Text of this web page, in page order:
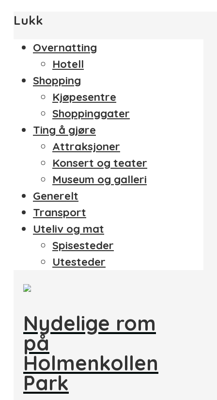
Lukk
Overnatting
Hotell
Shopping
Kjøpesentre
Shoppinggater
Ting å gjøre
Attraksjoner
Konsert og teater
Museum og galleri
Generelt
Transport
Uteliv og mat
Spisesteder
Utesteder
Nydelige rom
på
Holmenkollen
Park